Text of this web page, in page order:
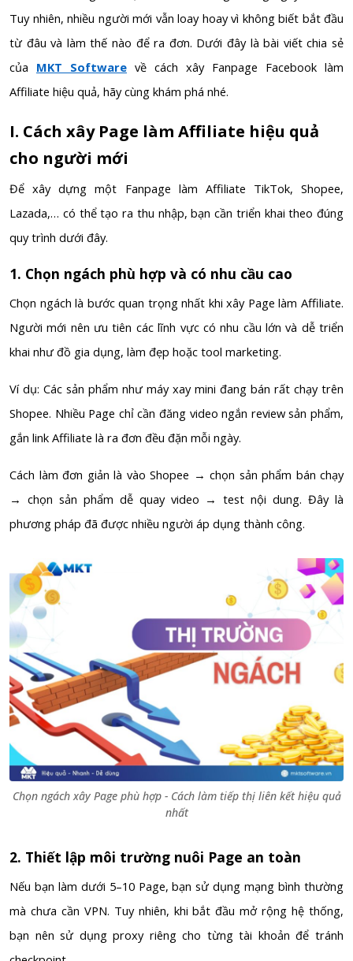
Tuy nhiên, nhiều người mới vẫn loay hoay vì không biết bắt đầu
từ đâu và làm thế nào để ra đơn. Dưới đây là bài viết chia sẻ
của MKT Software về cách xây Fanpage Facebook làm
Affiliate hiệu quả, hãy cùng khám phá nhé.
I. Cách xây Page làm Affiliate hiệu quả
cho người mới
Để xây dựng một Fanpage làm Affiliate TikTok, Shopee,
Lazada,… có thể tạo ra thu nhập, bạn cần triển khai theo đúng
quy trình dưới đây.
1. Chọn ngách phù hợp và có nhu cầu cao
Chọn ngách là bước quan trọng nhất khi xây Page làm Affiliate.
Người mới nên ưu tiên các lĩnh vực có nhu cầu lớn và dễ triển
khai như đồ gia dụng, làm đẹp hoặc tool marketing.
Ví dụ: Các sản phẩm như máy xay mini đang bán rất chạy trên
Shopee. Nhiều Page chỉ cần đăng video ngắn review sản phẩm,
gắn link Affiliate là ra đơn đều đặn mỗi ngày.
Cách làm đơn giản là vào Shopee → chọn sản phẩm bán chạy
→ chọn sản phẩm dễ quay video → test nội dung. Đây là
phương pháp đã được nhiều người áp dụng thành công.
Chọn ngách xây Page phù hợp - Cách làm tiếp thị liên kết hiệu quả
nhất
2. Thiết lập môi trường nuôi Page an toàn
Nếu bạn làm dưới 5–10 Page, bạn sử dụng mạng bình thường
mà chưa cần VPN. Tuy nhiên, khi bắt đầu mở rộng hệ thống,
bạn nên sử dụng proxy riêng cho từng tài khoản để tránh